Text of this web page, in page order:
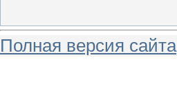
Полная версия сайта